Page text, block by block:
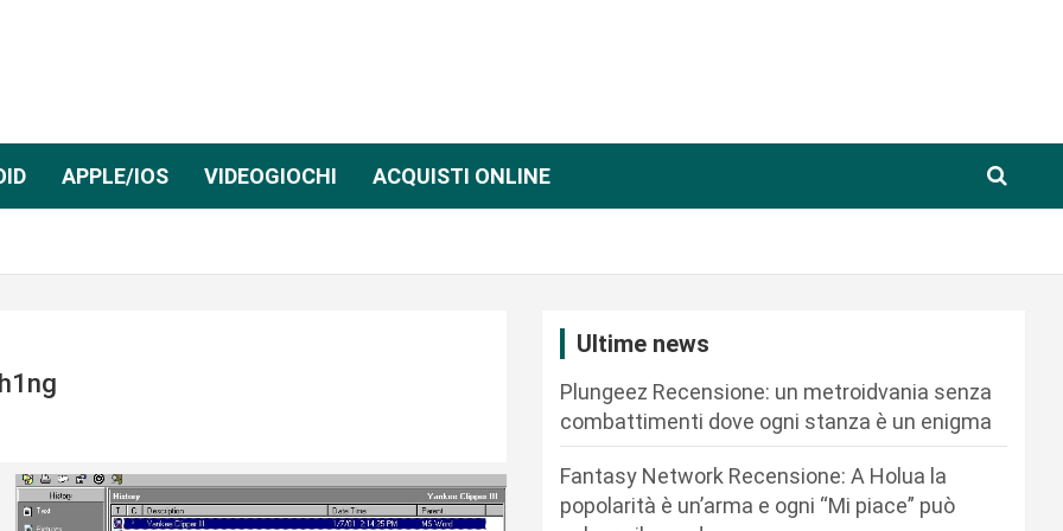
APPLE/IOS VIDEOGIOCHI ACQUISTI ONLINE
Ultime news
Plungeez Recensione: un metroidvania senza
combattimenti dove ogni stanza è un enigma
Fantasy Network Recensione: A Holua la
popolarità è un’arma e ogni “Mi piace” può